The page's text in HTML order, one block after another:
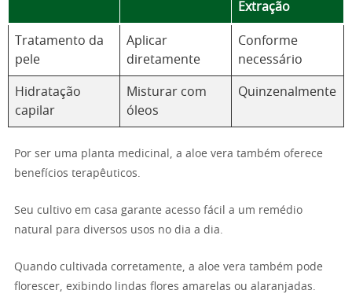
Extração
Tratamento da
pele
Aplicar
diretamente
Conforme
necessário
Hidratação
capilar
Misturar com
óleos
Quinzenalmente
Por ser uma planta medicinal, a aloe vera também oferece
benefícios terapêuticos.
Seu cultivo em casa garante acesso fácil a um remédio
natural para diversos usos no dia a dia.
Quando cultivada corretamente, a aloe vera também pode
florescer, exibindo lindas flores amarelas ou alaranjadas.